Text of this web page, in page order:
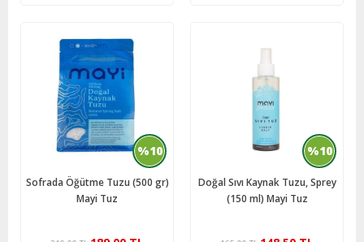
%10
Sofrada Öğütme Tuzu (500 gr)
Mayi Tuz
%10
Doğal Sıvı Kaynak Tuzu, Sprey
(150 ml) Mayi Tuz